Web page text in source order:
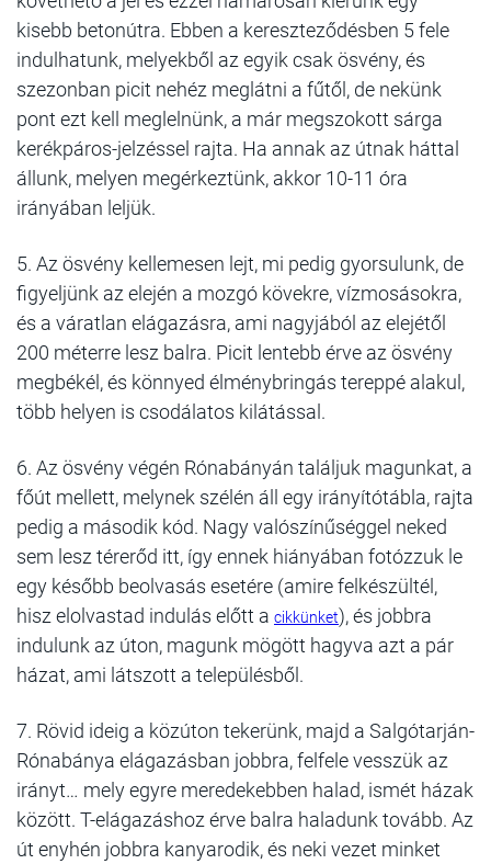
kisebb betonútra. Ebben a kereszteződésben 5 fele
indulhatunk, melyekből az egyik csak ösvény, és
szezonban picit nehéz meglátni a fűtől, de nekünk
pont ezt kell meglelnünk, a már megszokott sárga
kerékpáros-jelzéssel rajta. Ha annak az útnak háttal
állunk, melyen megérkeztünk, akkor 10-11 óra
irányában leljük.
5. Az ösvény kellemesen lejt, mi pedig gyorsulunk, de
figyeljünk az elején a mozgó kövekre, vízmosásokra,
és a váratlan elágazásra, ami nagyjából az elejétől
200 méterre lesz balra. Picit lentebb érve az ösvény
megbékél, és könnyed élménybringás tereppé alakul,
több helyen is csodálatos kilátással.
6. Az ösvény végén Rónabányán találjuk magunkat, a
főút mellett, melynek szélén áll egy irányítótábla, rajta
pedig a második kód. Nagy valószínűséggel neked
sem lesz térerőd itt, így ennek hiányában fotózzuk le
egy később beolvasás esetére (amire felkészültél,
hisz elolvastad indulás előtt a cikkünket), és jobbra
indulunk az úton, magunk mögött hagyva azt a pár
házat, ami látszott a településből.
7. Rövid ideig a közúton tekerünk, majd a Salgótarján-
Rónabánya elágazásban jobbra, felfele vesszük az
irányt… mely egyre meredekebben halad, ismét házak
között. T-elágazáshoz érve balra haladunk tovább. Az
út enyhén jobbra kanyarodik, és neki vezet minket